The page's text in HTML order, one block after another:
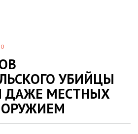
УБИЙЦЫ
ДАЖЕ МЕСТНЫХ